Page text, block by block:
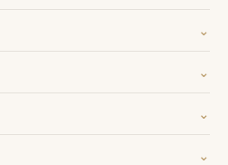
⌄
⌄
⌄
⌄